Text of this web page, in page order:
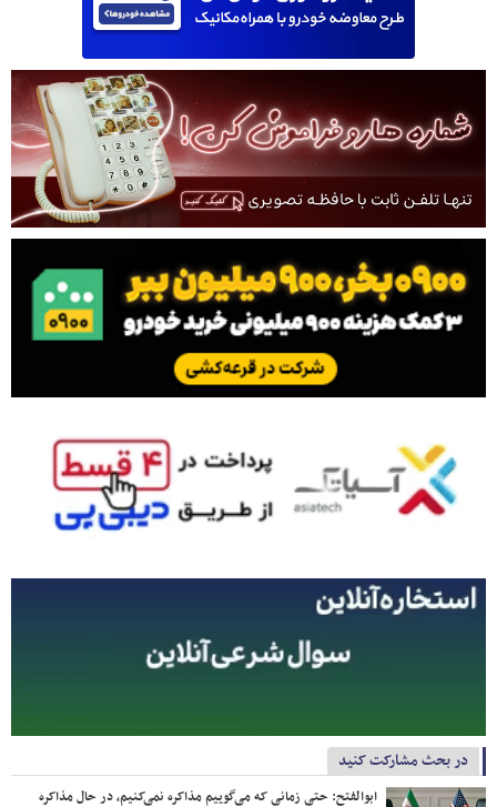
در بحث مشارکت کنید
ابوالفتح: حتی زمانی که می‌گوییم مذاکره نمی‌کنیم، در حال مذاکره